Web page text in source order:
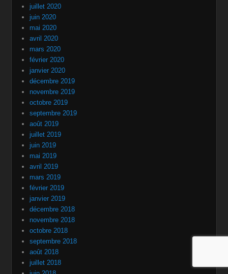
juillet 2020
juin 2020
mai 2020
avril 2020
mars 2020
février 2020
janvier 2020
décembre 2019
novembre 2019
octobre 2019
septembre 2019
août 2019
juillet 2019
juin 2019
mai 2019
avril 2019
mars 2019
février 2019
janvier 2019
décembre 2018
novembre 2018
octobre 2018
septembre 2018
août 2018
juillet 2018